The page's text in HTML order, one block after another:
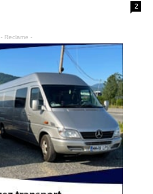
2
- Reclame -